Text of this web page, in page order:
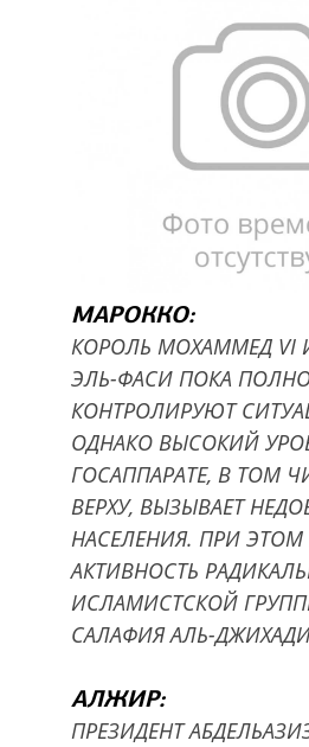
МАРОККО:
КОРОЛЬ МОХАММЕД VI
ЭЛЬ-ФАСИ ПОКА
КОНТРОЛИРУЮТ
ОДНАКО ВЫСОКИЙ
ГОСАППАРАТЕ, В ТОМ
ВЕРХУ, ВЫЗЫВАЕТ
НАСЕЛЕНИЯ. ПРИ ЭТОМ
АКТИВНОСТЬ
ИСЛАМИСТСКОЙ
САЛАФИЯ АЛЬ-
АЛЖИР:
ПРЕЗИДЕНТ